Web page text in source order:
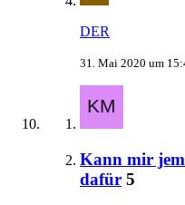
DER
31. Mai 2020 um
Kann mir
dafür 5